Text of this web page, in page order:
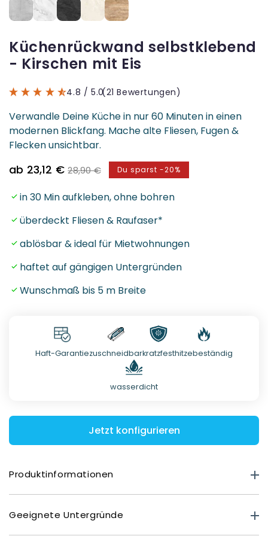
Küchenrückwand selbstklebend
- Kirschen mit Eis
4.8 / 5.0(21 Bewertungen)
Verwandle Deine Küche in nur 60 Minuten in einen
modernen Blickfang. Mache alte Fliesen, Fugen &
Flecken unsichtbar.
Verkaufspreis
ab 23,12 € Normaler
28,90 € Du sparst -20%
in 30 Min aufkleben, ohne bohren
überdeckt Fliesen & Raufaser*
ablösbar & ideal für Mietwohnungen
haftet auf gängigen Untergründen
Wunschmaß bis 5 m Breite
Haft-Garantiezuschneidbarkratzfesthitzebeständig
wasserdicht
Jetzt konfigurieren
Produktinformationen
Premium Matt: 0,40 mm
Deluxe Glasoptik: 0,80 mm
Geeignete Untergründe